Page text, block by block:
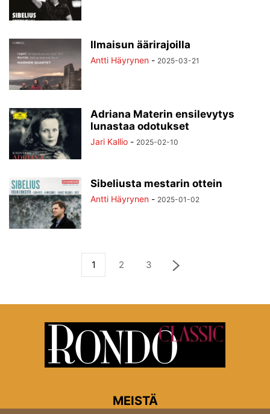
Ilmaisun äärirajoilla
Antti Häyrynen - 2025-03-21
Adriana Materin ensilevytys
lunastaa odotukset
Jari Kallio - 2025-02-10
Sibeliusta mestarin ottein
Antti Häyrynen - 2025-01-02
1 2 3
MEISTÄ